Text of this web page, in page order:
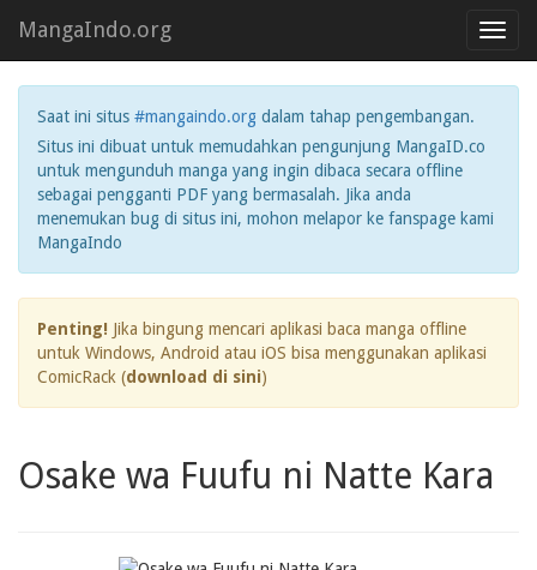
MangaIndo.org
Saat ini situs #mangaindo.org dalam tahap pengembangan.
Situs ini dibuat untuk memudahkan pengunjung MangaID.co
untuk mengunduh manga yang ingin dibaca secara offline
sebagai pengganti PDF yang bermasalah. Jika anda
menemukan bug di situs ini, mohon melapor ke fanspage kami
MangaIndo
Penting! Jika bingung mencari aplikasi baca manga offline
untuk Windows, Android atau iOS bisa menggunakan aplikasi
ComicRack (download di sini)
Osake wa Fuufu ni Natte Kara